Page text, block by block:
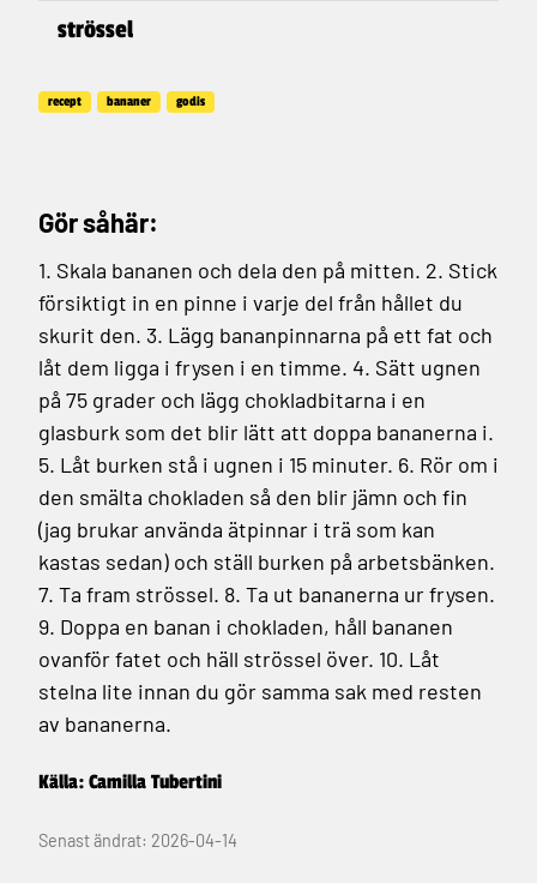
strössel
recept bananer godis
Gör såhär:
1. Skala bananen och dela den på mitten. 2. Stick
försiktigt in en pinne i varje del från hållet du
skurit den. 3. Lägg bananpinnarna på ett fat och
låt dem ligga i frysen i en timme. 4. Sätt ugnen
på 75 grader och lägg chokladbitarna i en
glasburk som det blir lätt att doppa bananerna i.
5. Låt burken stå i ugnen i 15 minuter. 6. Rör om i
den smälta chokladen så den blir jämn och fin
(jag brukar använda ätpinnar i trä som kan
kastas sedan) och ställ burken på arbetsbänken.
7. Ta fram strössel. 8. Ta ut bananerna ur frysen.
9. Doppa en banan i chokladen, håll bananen
ovanför fatet och häll strössel över. 10. Låt
stelna lite innan du gör samma sak med resten
av bananerna.
Källa: Camilla Tubertini
Senast ändrat: 2026-04-14